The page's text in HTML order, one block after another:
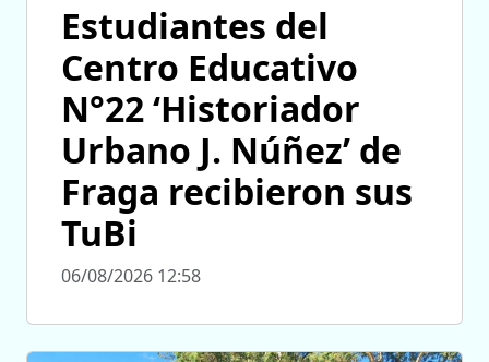
Estudiantes del
Centro Educativo
N°22 ‘Historiador
Urbano J. Núñez’ de
Fraga recibieron sus
TuBi
06/08/2026 12:58